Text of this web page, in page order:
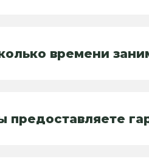
времени
предоставляете